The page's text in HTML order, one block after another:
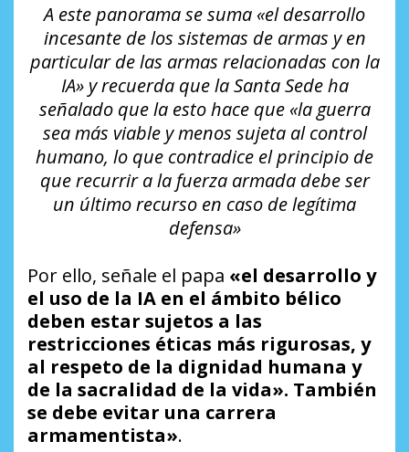
A este panorama se suma «el desarrollo
incesante de los sistemas de armas y en
particular de las armas relacionadas con la
IA» y recuerda que la Santa Sede ha
señalado que la esto hace que «la guerra
sea más viable y menos sujeta al control
humano, lo que contradice el principio de
que recurrir a la fuerza armada debe ser
un último recurso en caso de legítima
defensa»
Por ello, señale el papa «el desarrollo y
el uso de la IA en el ámbito bélico
deben estar sujetos a las
restricciones éticas más rigurosas, y
al respeto de la dignidad humana y
de la sacralidad de la vida». También
se debe evitar una carrera
armamentista».